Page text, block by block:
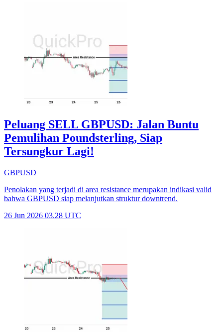
Peluang SELL GBPUSD: Jalan Buntu
Pemulihan Poundsterling, Siap
Tersungkur Lagi!
GBPUSD
Penolakan yang terjadi di area resistance merupakan indikasi valid
bahwa GBPUSD siap melanjutkan struktur downtrend.
26 Jun 2026 03.28 UTC